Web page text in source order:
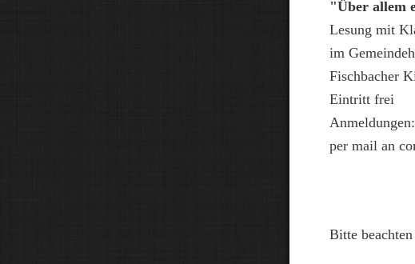
"Über allem
Lesung mit
im
Fischbacher
Eintritt frei
per mail an
Bitte